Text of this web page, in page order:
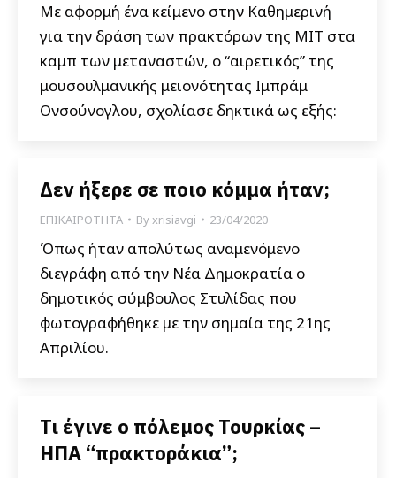
Με αφορμή ένα κείμενο στην Καθημερινή
για την δράση των πρακτόρων της ΜΙΤ στα
καμπ των μεταναστών, ο “αιρετικός” της
μουσουλμανικής μειονότητας Ιμπράμ
Ονσούνογλου, σχολίασε δηκτικά ως εξής:
Δεν ήξερε σε ποιο κόμμα ήταν;
ΕΠΙΚΑΙΡΟΤΗΤΑ Byxrisiavgi 23/04/2020
Όπως ήταν απολύτως αναμενόμενο
διεγράφη από την Νέα Δημοκρατία ο
δημοτικός σύμβουλος Στυλίδας που
φωτογραφήθηκε με την σημαία της 21ης
Απριλίου.
Τι έγινε ο πόλεμος Τουρκίας –
ΗΠΑ “πρακτοράκια”;